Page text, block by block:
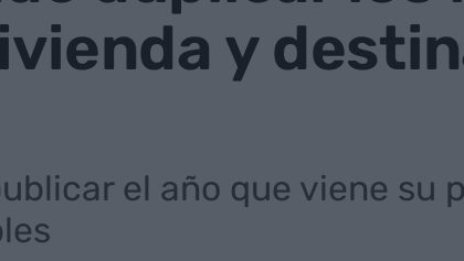
y
el año que viene su